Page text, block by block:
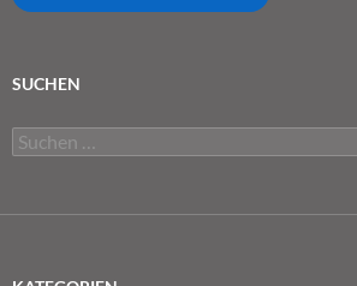
SUCHEN
Suchen
nach: